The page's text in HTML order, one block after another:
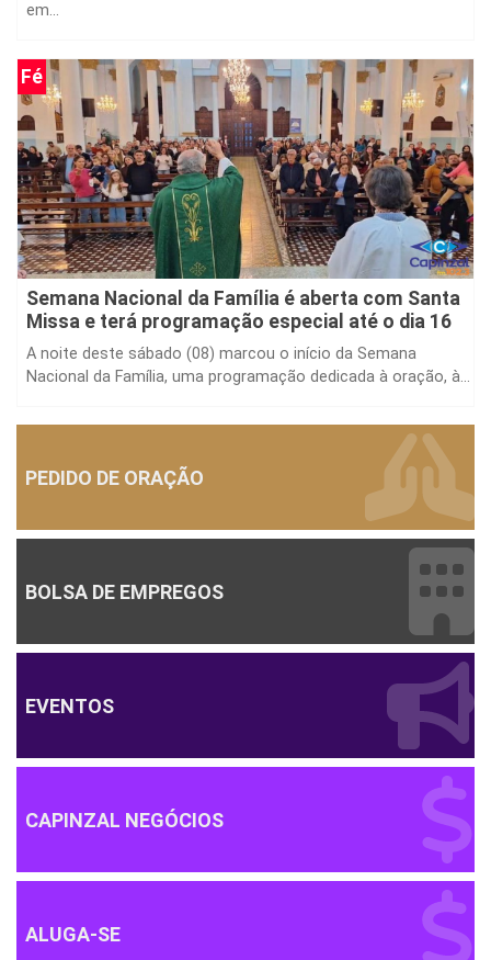
em...
Fé
Semana Nacional da Família é aberta com Santa
Missa e terá programação especial até o dia 16
A noite deste sábado (08) marcou o início da Semana
Nacional da Família, uma programação dedicada à oração, à...
PEDIDO DE ORAÇÃO
BOLSA DE EMPREGOS
EVENTOS
CAPINZAL NEGÓCIOS
ALUGA-SE